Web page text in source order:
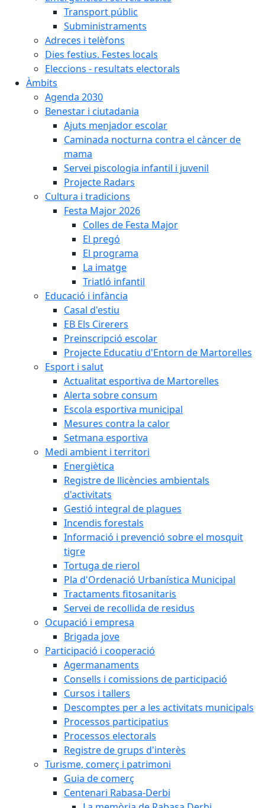
Transport públic
Subministraments
Adreces i telèfons
Dies festius. Festes locals
Eleccions - resultats electorals
Àmbits
Agenda 2030
Benestar i ciutadania
Ajuts menjador escolar
Caminada nocturna contra el càncer de
mama
Servei piscologia infantil i juvenil
Projecte Radars
Cultura i tradicions
Festa Major 2026
Colles de Festa Major
El pregó
El programa
La imatge
Triatló infantil
Educació i infància
Casal d'estiu
EB Els Cirerers
Preinscripció escolar
Projecte Educatiu d'Entorn de Martorelles
Esport i salut
Actualitat esportiva de Martorelles
Alerta sobre consum
Escola esportiva municipal
Mesures contra la calor
Setmana esportiva
Medi ambient i territori
Energiètica
Registre de llicències ambientals
d'activitats
Gestió integral de plagues
Incendis forestals
Informació i prevenció sobre el mosquit
tigre
Tortuga de rierol
Pla d'Ordenació Urbanística Municipal
Tractaments fitosanitaris
Servei de recollida de residus
Ocupació i empresa
Brigada jove
Participació i cooperació
Agermanaments
Consells i comissions de participació
Cursos i tallers
Descomptes per a les activitats municipals
Processos participatius
Processos electorals
Registre de grups d'interès
Turisme, comerç i patrimoni
Guia de comerç
Centenari Rabasa-Derbi